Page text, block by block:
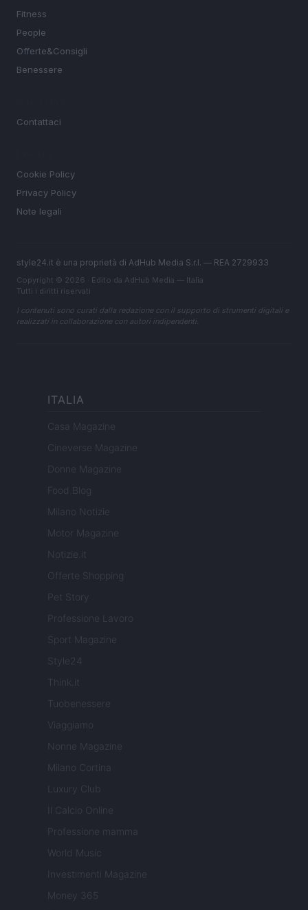
Fitness
People
Offerte&Consigli
Benessere
Contattaci
Cookie Policy
Privacy Policy
Note legali
style24.it è una proprietà di AdHub Media S.r.l. — REA 2729933
Copyright © 2026 · Edito da AdHub Media — Italia
Tutti i diritti riservati
I contenuti sono curati dalla redazione con il supporto di strumenti digitali e
realizzati in collaborazione con autori indipendenti.
ITALIA
Casa Magazine
Cineverse Magazine
Donne Magazine
Food Blog
Milano Notizie
Motor Magazine
Notizie.it
Offerte Shopping
Pet Story
Professione Lavoro
Sport Magazine
Style24
Think.it
Tuobenessere
Viaggiamo
Nonne Magazine
Milano Cortina
Luxury Club
Il Calcio Online
Professione mamma
World Music
Investimenti Magazine
Money 365